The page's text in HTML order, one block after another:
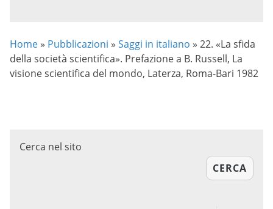
Home » Pubblicazioni » Saggi in italiano » 22. «La sfida
della società scientifica». Prefazione a B. Russell, La
visione scientifica del mondo, Laterza, Roma-Bari 1982
Cerca nel sito
CERCA